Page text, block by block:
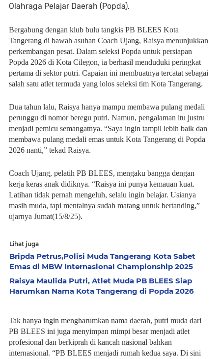
Olahraga Pelajar Daerah (Popda).
Bergabung dengan klub bulu tangkis PB BLEES Kota
Tangerang di bawah asuhan Coach Ujang, Raisya menunjukkan
perkembangan pesat. Dalam seleksi Popda untuk persiapan
Popda 2026 di Kota Cilegon, ia berhasil menduduki peringkat
pertama di sektor putri. Capaian ini membuatnya tercatat sebagai
salah satu atlet termuda yang lolos seleksi tim Kota Tangerang.
Dua tahun lalu, Raisya hanya mampu membawa pulang medali
perunggu di nomor beregu putri. Namun, pengalaman itu justru
menjadi pemicu semangatnya. “Saya ingin tampil lebih baik dan
membawa pulang medali emas untuk Kota Tangerang di Popda
2026 nanti,” tekad Raisya.
Coach Ujang, pelatih PB BLEES, mengaku bangga dengan
kerja keras anak didiknya. “Raisya ini punya kemauan kuat.
Latihan tidak pernah mengeluh, selalu ingin belajar. Usianya
masih muda, tapi mentalnya sudah matang untuk bertanding,”
ujarnya Jumat(15/8/25).
Lihat juga
Bripda Petrus,Polisi Muda Tangerang Kota Sabet
Emas di MBW Internasional Championship 2025
Raisya Maulida Putri, Atlet Muda PB BLEES Siap
Harumkan Nama Kota Tangerang di Popda 2026
Tak hanya ingin mengharumkan nama daerah, putri muda dari
PB BLEES ini juga menyimpan mimpi besar menjadi atlet
profesional dan berkiprah di kancah nasional bahkan
internasional. “PB BLEES menjadi rumah kedua saya. Di sini